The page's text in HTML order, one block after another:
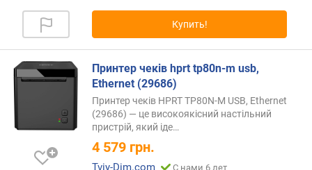
Купить!
Принтер чеків hprt tp80n-m usb,
Ethernet (29686)
Принтер чеків HPRT TP80N-M USB, Ethernet
(29686) — це високоякісний настільний
пристрій, який іде…
4 579 грн.
Tviy-Dim.com С нами 6 лет